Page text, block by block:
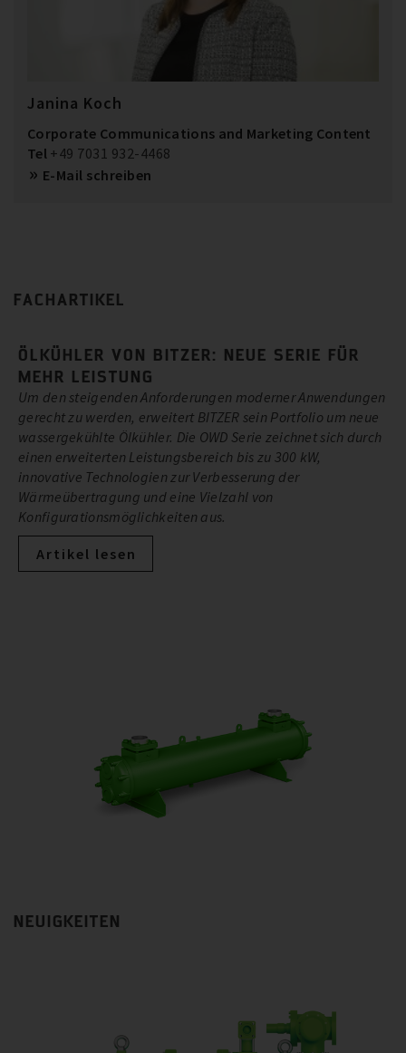
Janina Koch
Corporate Communications and Marketing Content
Tel +49 7031 932-4468
E-Mail schreiben
FACHARTIKEL
ÖLKÜHLER VON BITZER: NEUE SERIE FÜR
MEHR LEISTUNG
Um den steigenden Anforderungen moderner Anwendungen
gerecht zu werden, erweitert BITZER sein Portfolio um neue
wassergekühlte Ölkühler. Die OWD Serie zeichnet sich durch
einen erweiterten Leistungsbereich bis zu 300 kW,
innovative Technologien zur Verbesserung der
Wärmeübertragung und eine Vielzahl von
Konfigurationsmöglichkeiten aus.
Artikel lesen
NEUIGKEITEN